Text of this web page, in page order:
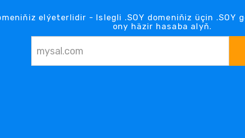
elýeterlidir - Islegli .SOY domeniňiz üçin .SOY
ony häzir hasaba alyň.